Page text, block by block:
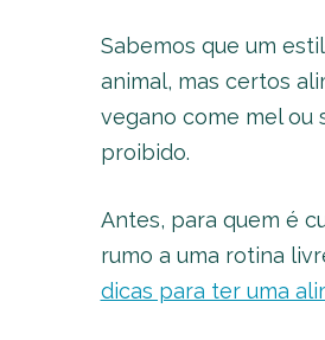
Sabemos que um
animal, mas certos
vegano come mel ou
proibido.
Antes, para quem é
rumo a uma rotina
dicas para ter uma